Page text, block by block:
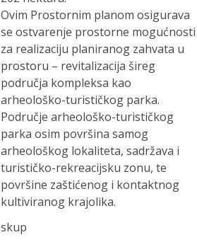
Ovim Prostornim planom osigurava
se ostvarenje prostorne mogućnosti
za realizaciju planiranog zahvata u
prostoru – revitalizacija šireg
područja kompleksa kao
arheološko-turističkog parka.
Područje arheološko-turističkog
parka osim površina samog
arheološkog lokaliteta, sadržava i
turističko-rekreacijsku zonu, te
površine zaštićenog i kontaktnog
kultiviranog krajolika.
skup